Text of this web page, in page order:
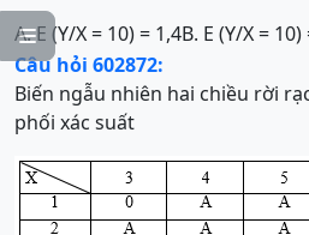

A. E (Y/X = 10) = 1,4B. E (Y/X =
Câu hỏi 602872:
Biến ngẫu nhiên hai chiều rời
phối xác suất